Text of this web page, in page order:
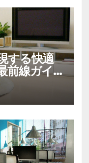
する快適
前線ガイ